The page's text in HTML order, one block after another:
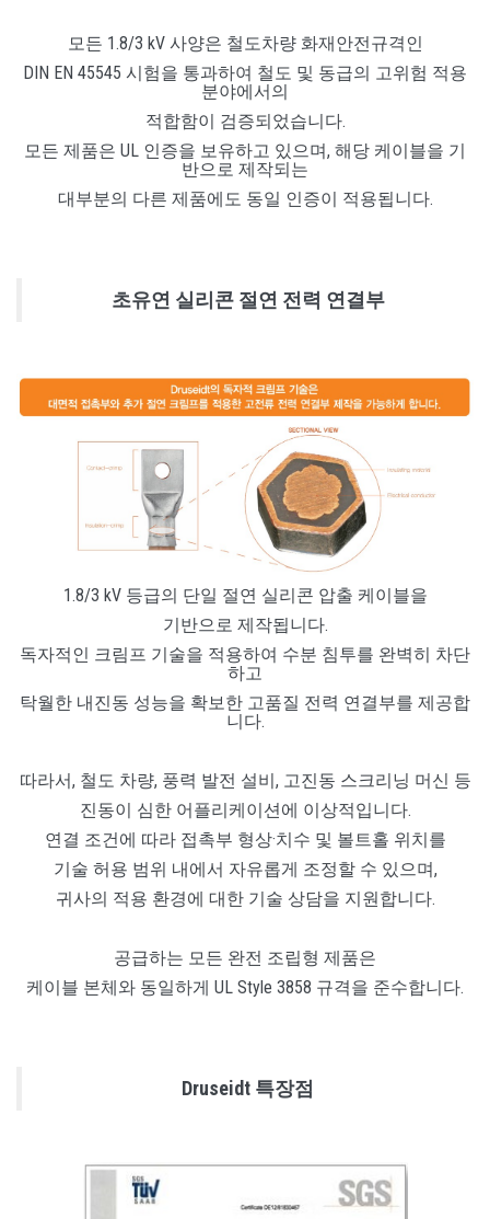
모든 1.8/3 kV 사양은 철도차량 화재안전규격인
DIN EN 45545 시험을 통과하여 철도 및 동급의 고위험 적용
분야에서의
적합함이 검증되었습니다.
모든 제품은 UL 인증을 보유하고 있으며, 해당 케이블을 기
반으로 제작되는
대부분의 다른 제품에도 동일 인증이 적용됩니다.
초유연 실리콘 절연 전력 연결부
1.8/3 kV 등급의 단일 절연 실리콘 압출 케이블을
기반으로 제작됩니다.
독자적인 크림프 기술을 적용하여 수분 침투를 완벽히 차단
하고
탁월한 내진동 성능을 확보한 고품질 전력 연결부를 제공합
니다.
따라서, 철도 차량, 풍력 발전 설비, 고진동 스크리닝 머신 등
진동이 심한 어플리케이션에 이상적입니다.
연결 조건에 따라 접촉부 형상·치수 및 볼트홀 위치를
기술 허용 범위 내에서 자유롭게 조정할 수 있으며,
귀사의 적용 환경에 대한 기술 상담을 지원합니다.
공급하는 모든 완전 조립형 제품은
케이블 본체와 동일하게 UL Style 3858 규격을 준수합니다.
Druseidt 특장점